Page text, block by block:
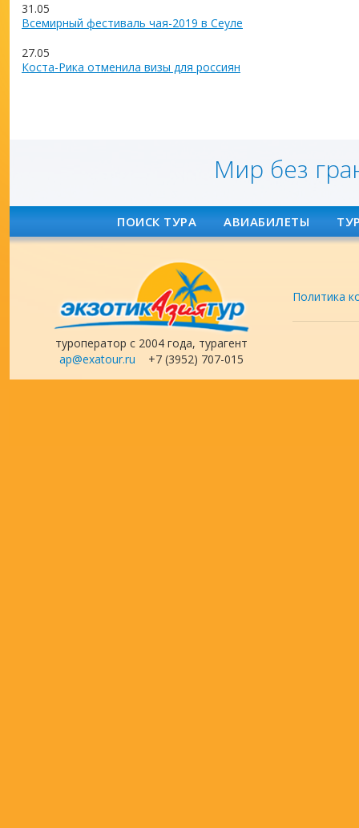
31.05
Всемирный фестиваль чая-2019 в Сеуле
27.05
Коста-Рика отменила визы для россиян
Мир без
ПОИСК ТУРА АВИАБИЛЕТЫ
туроператор с 2004 года, турагент
ap@exatour.ru +7 (3952) 707-015
Политика